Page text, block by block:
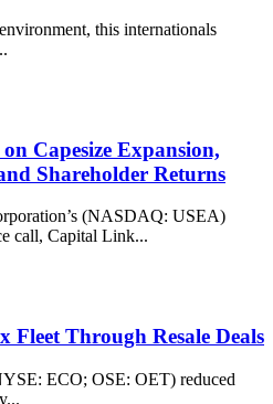
this internationals
Capesize Expansion,
Shareholder Returns
(NASDAQ: USEA)
call, Capital Link...
Fleet Through Resale Deals
ECO; OSE: OET) reduced